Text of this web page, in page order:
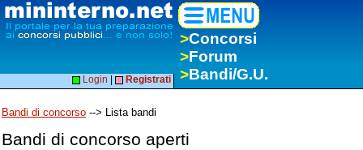
>Concorsi
>Forum
>Bandi/G.U.
Login Registrati
Bandi di concorso --> Lista bandi
Bandi di concorso aperti